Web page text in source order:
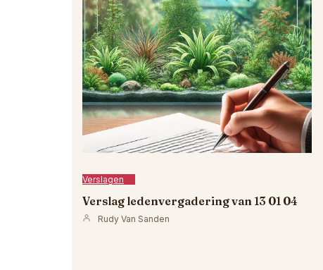
Verslagen
Verslag ledenvergadering van 13 01 04
Rudy Van Sanden